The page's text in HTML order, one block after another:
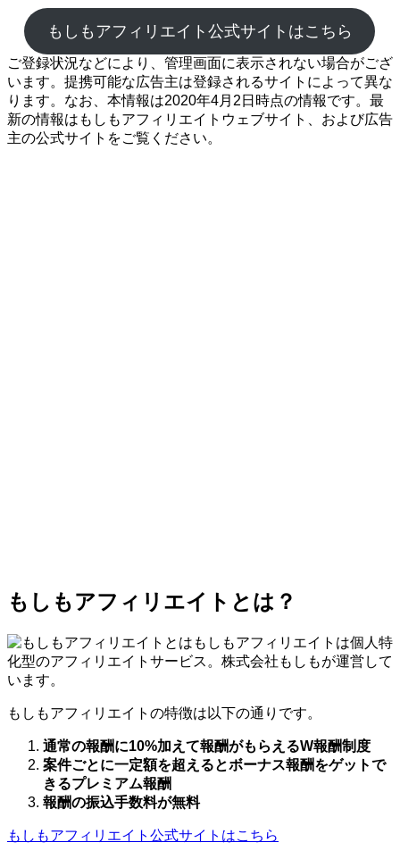
もしもアフィリエイト公式サイトはこちら
ご登録状況などにより、管理画面に表示されない場合がござ
います。提携可能な広告主は登録されるサイトによって異な
ります。なお、本情報は2020年4月2日時点の情報です。最
新の情報はもしもアフィリエイトウェブサイト、および広告
主の公式サイトをご覧ください。
もしもアフィリエイトとは？
もしもアフィリエイトは個人特
化型のアフィリエイトサービス。株式会社もしもが運営して
います。
もしもアフィリエイトの特徴は以下の通りです。
通常の報酬に10%加えて報酬がもらえるW報酬制度
案件ごとに一定額を超えるとボーナス報酬をゲットで
きるプレミアム報酬
報酬の振込手数料が無料
もしもアフィリエイト公式サイトはこちら